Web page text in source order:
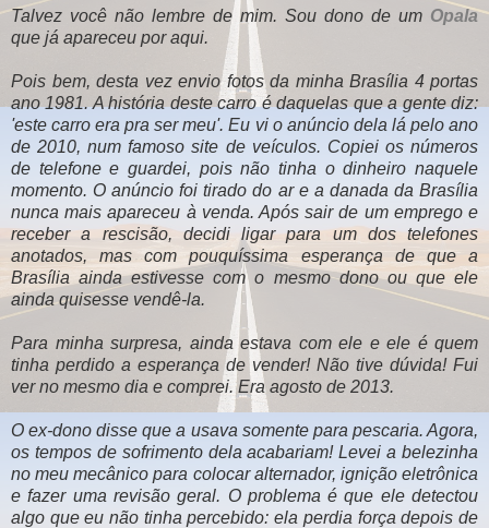
Talvez você não lembre de mim. Sou dono de um Opala
que já apareceu por aqui.
Pois bem, desta vez envio fotos da minha Brasília 4 portas
ano 1981. A história deste carro é daquelas que a gente diz:
'este carro era pra ser meu'. Eu vi o anúncio dela lá pelo ano
de 2010, num famoso site de veículos. Copiei os números
de telefone e guardei, pois não tinha o dinheiro naquele
momento. O anúncio foi tirado do ar e a danada da Brasília
nunca mais apareceu à venda. Após sair de um emprego e
receber a rescisão, decidi ligar para um dos telefones
anotados, mas com pouquíssima esperança de que a
Brasília ainda estivesse com o mesmo dono ou que ele
ainda quisesse vendê-la.
Para minha surpresa, ainda estava com ele e ele é quem
tinha perdido a esperança de vender! Não tive dúvida! Fui
ver no mesmo dia e comprei. Era agosto de 2013.
O ex-dono disse que a usava somente para pescaria. Agora,
os tempos de sofrimento dela acabariam! Levei a belezinha
no meu mecânico para colocar alternador, ignição eletrônica
e fazer uma revisão geral. O problema é que ele detectou
algo que eu não tinha percebido: ela perdia força depois de